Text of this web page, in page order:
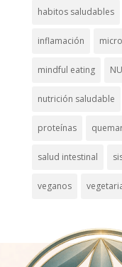
habitos saludables
inflamación
mindful eating
nutrición saludable
proteínas
salud intestinal
veganos